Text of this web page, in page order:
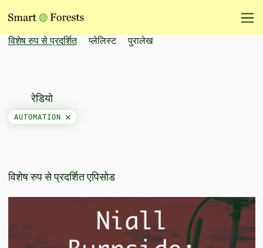
विशेष रुप से प्रदर्शित प्लेलिस्ट पुरालेख
रेडियो
AUTOMATION
विशेष रुप से प्रदर्शित एपिसोड